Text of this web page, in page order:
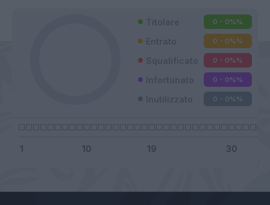
0 - 0%%
0 - 0%%
0 - 0%%
0 - 0%%
0 - 0%%